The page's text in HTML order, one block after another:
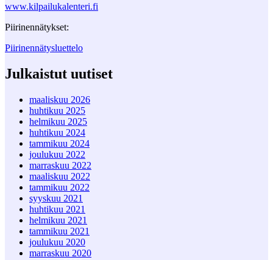
www.kilpailukalenteri.fi
Piirinennätykset:
Piirinennätysluettelo
Julkaistut uutiset
maaliskuu 2026
huhtikuu 2025
helmikuu 2025
huhtikuu 2024
tammikuu 2024
joulukuu 2022
marraskuu 2022
maaliskuu 2022
tammikuu 2022
syyskuu 2021
huhtikuu 2021
helmikuu 2021
tammikuu 2021
joulukuu 2020
marraskuu 2020